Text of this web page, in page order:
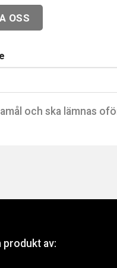
och ska lämnas
produkt av: